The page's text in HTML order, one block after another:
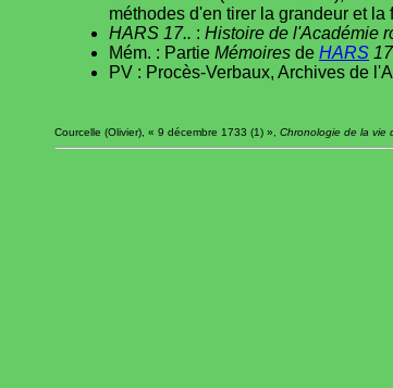
méthodes d'en tirer la grandeur et la
HARS 17.. : Histoire de l'Académie
Mém. : Partie Mémoires de HARS 17
PV : Procès-Verbaux, Archives de
Courcelle (Olivier), « 9 décembre 1733 (1) », Chronologie de la vie